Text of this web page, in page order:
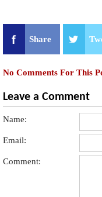
Share
No Comments For This
Leave a Comment
Name:
Email:
Comment: